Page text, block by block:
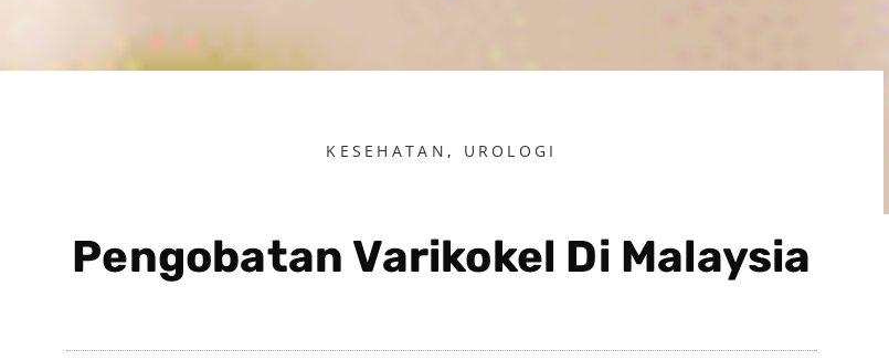
KESEHATAN , UROLOGI
Pengobatan Varikokel Di Malaysia